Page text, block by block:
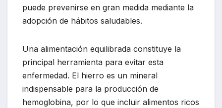
puede prevenirse en gran medida mediante la
adopción de hábitos saludables.
Una alimentación equilibrada constituye la
principal herramienta para evitar esta
enfermedad. El hierro es un mineral
indispensable para la producción de
hemoglobina, por lo que incluir alimentos ricos